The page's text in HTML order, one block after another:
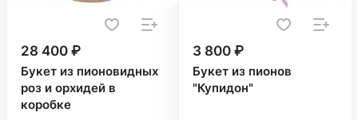
28 400 ₽
Букет из пионовидных
роз и орхидей в
коробке
3 800 ₽
Букет из пионов
"Купидон"